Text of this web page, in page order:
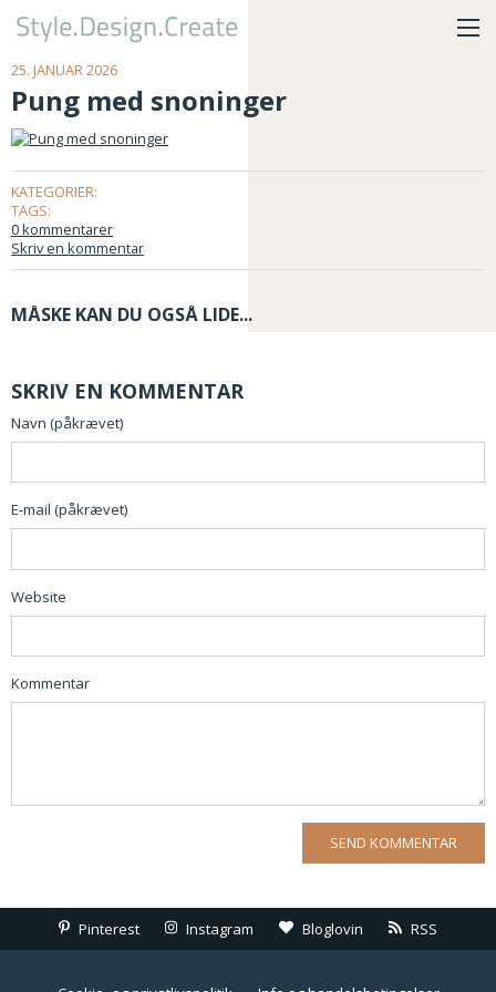
25. JANUAR 2026
Pung med snoninger
KATEGORIER:
TAGS:
0 kommentarer
Skriv en kommentar
MÅSKE KAN DU OGSÅ LIDE...
SKRIV EN KOMMENTAR
Navn (påkrævet)
E-mail (påkrævet)
Website
Kommentar
Pinterest Instagram Bloglovin RSS